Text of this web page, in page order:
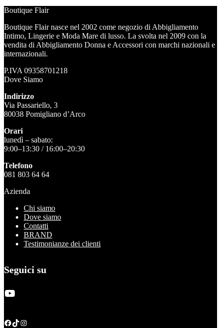
originale
99,00 €.79,20 €.
Boutique Flair
Boutique Flair nasce nel 2002 come negozio di Abbigliamento
Intimo, Lingerie e Moda Mare di lusso. La svolta nel 2009 con la
vendita di Abbigliamento Donna e Accessori con marchi nazionali e
internazionali.
P.IVA 09358701218
Dove Siamo
Indirizzo
Via Passariello, 3
80038 Pomigliano d’Arco
Orari
lunedì – sabato:
9:00–13:30 / 16:00–20:30
Telefono
081 803 64 64
Azienda
Chi siamo
Dove siamo
Contatti
BRAND
Testimonianze dei clienti
Seguici su
YouTube
Facebook TikTok Instagram